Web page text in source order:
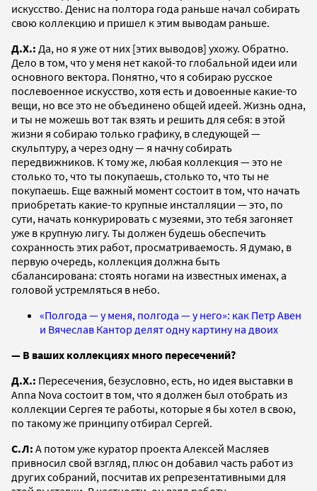
искусство. Денис на полтора года раньше начал собирать
свою коллекцию и пришел к этим выводам раньше.
Д.Х.: Да, но я уже от них [этих выводов] ухожу. Обратно.
Дело в том, что у меня нет какой-то глобальной идеи или
основного вектора. Понятно, что я собираю русское
послевоенное искусство, хотя есть и довоенные какие-то
вещи, но все это не объединено общей идеей. Жизнь одна,
и ты не можешь вот так взять и решить для себя: в этой
жизни я собираю только графику, в следующей —
скульптуру, а через одну — я начну собирать
передвижников. К тому же, любая коллекция — это не
столько то, что ты покупаешь, столько то, что ты не
покупаешь. Еще важный момент состоит в том, что начать
приобретать какие-то крупные инсталляции — это, по
сути, начать конкурировать с музеями, это тебя загоняет
уже в крупную лигу. Ты должен будешь обеспечить
сохранность этих работ, просматриваемость. Я думаю, в
первую очередь, коллекция должна быть
сбалансирована: стоять ногами на известных именах, а
головой устремляться в небо.
«Полгода — у меня, полгода — у него»: как Петр Авен
и Вячеслав Кантор делят одну картину на двоих
— В ваших коллекциях много пересечений?
Д.Х.: Пересечения, безусловно, есть, но идея выставки в
Anna Nova состоит в том, что я должен был отобрать из
коллекции Сергея те работы, которые я бы хотел в свою,
по такому же принципу отбирал Сергей.
С.Л: А потом уже куратор проекта Алексей Масляев
привносил свой взгляд, плюс он добавил часть работ из
других собраний, посчитав их репрезентативными для